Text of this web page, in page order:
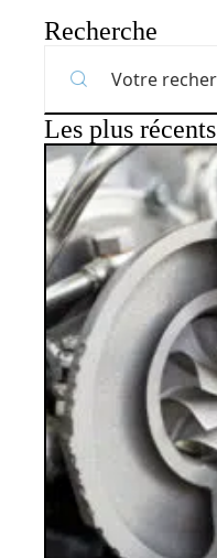
Recherche
Les plus récents